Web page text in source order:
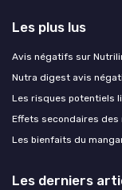
Les plus lus
Avis négatifs sur
Nutra digest avis
Les risques potentiels
Effets secondaires
Les bienfaits du
Les derniers